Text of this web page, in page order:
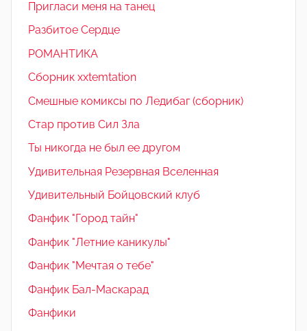
Пригласи меня на танец
Разбитое Сердце
РОМАНТИКА
Сборник xxtemtation
Смешные комиксы по Ледибаг (сборник)
Стар против Сил Зла
Ты никогда не был ее другом
Удивительная Резервная Вселенная
Удивительный Бойцовский клуб
Фанфик "Город тайн"
Фанфик "Летние каникулы"
Фанфик "Мечтая о тебе"
Фанфик Бал-Маскарад
Фанфики